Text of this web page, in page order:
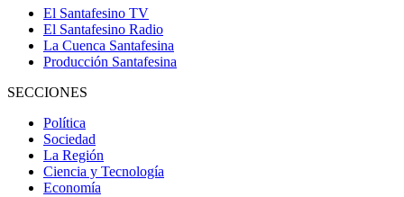
El Santafesino TV
El Santafesino Radio
La Cuenca Santafesina
Producción Santafesina
SECCIONES
Política
Sociedad
La Región
Ciencia y Tecnología
Economía